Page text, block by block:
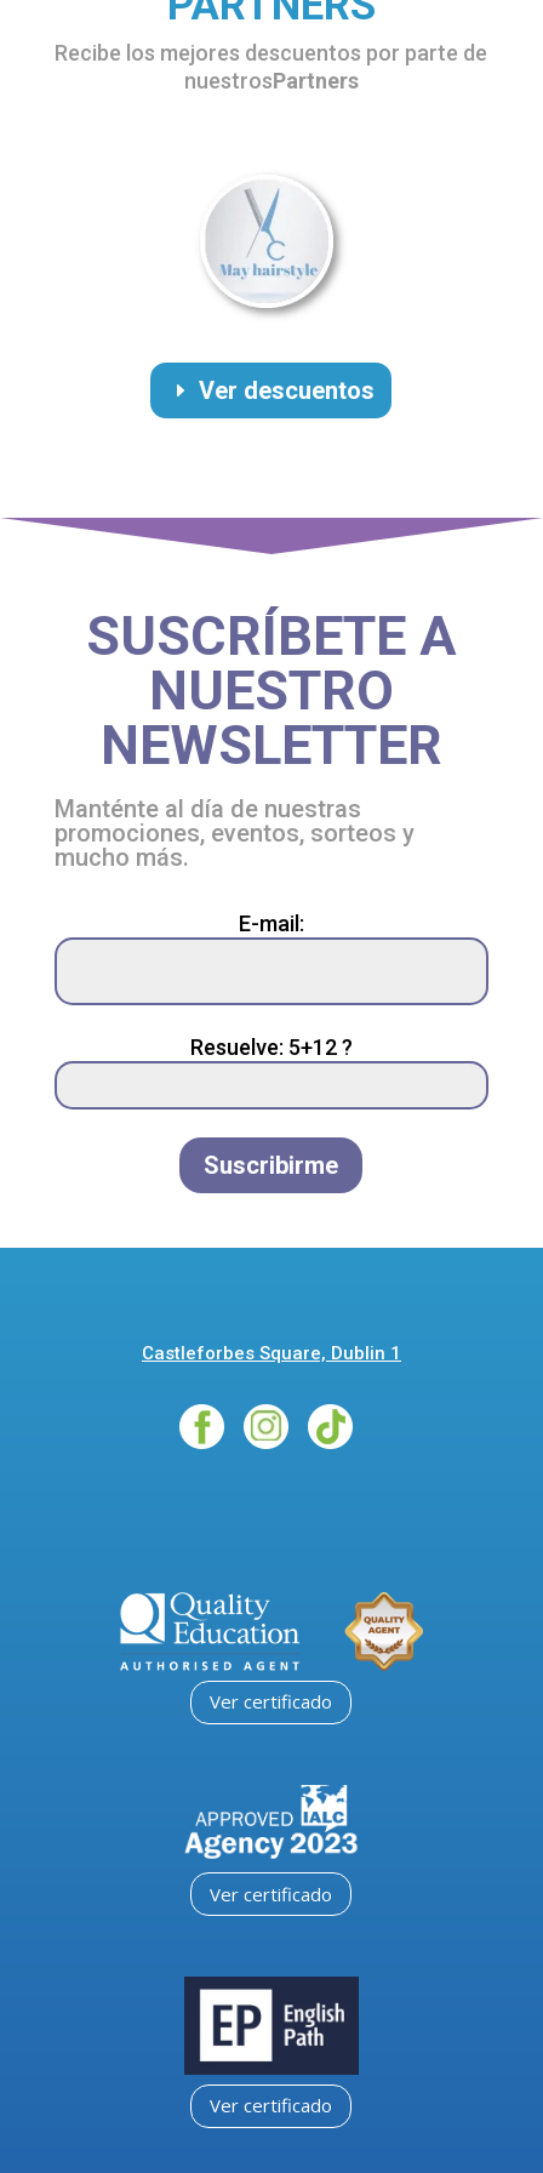
Recibe los mejores descuentos por parte de
nuestrosPartners
Ver descuentos
SUSCRÍBETE A
NUESTRO
NEWSLETTER
Manténte al día de nuestras
promociones, eventos, sorteos y
mucho más.
leave
this
field
E-mail:
Resuelve: 5+12 ?
Suscribirme
Castleforbes Square, Dublin 1
Ver certificado
Ver certificado
Ver certificado